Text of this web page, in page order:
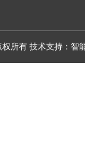
所有 技术支持： 智